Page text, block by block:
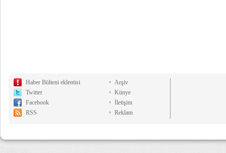
Haber Bülteni eklentisi
Twitter
Facebook
RSS
Arşiv
Künye
İletişim
Reklam